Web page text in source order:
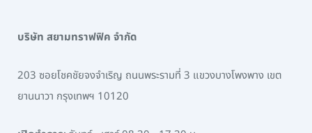
บริษัท สยามทราฟฟิค จำกัด
203 ซอยโชคชัยจงจำเริญ ถนนพระรามที่ 3 แขวงบางโพงพาง เขต
ยานนาวา กรุงเทพฯ 10120